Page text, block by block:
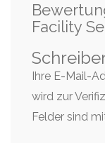
Facility
Ihre E-Mail-
wird zur
Felder sind